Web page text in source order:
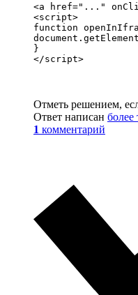
<a href="..."
<script>
function
}
</script>
Отметь решением,
Ответ написан более
1 комментарий